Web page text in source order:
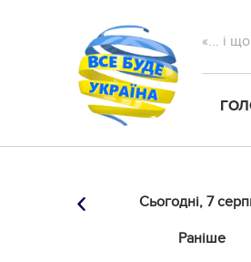
«... і
Сьогодні, 7
Раніше